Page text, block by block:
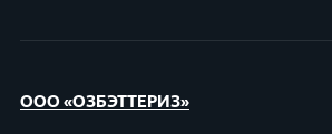
ООО «ОЗБЭТТЕРИЗ»